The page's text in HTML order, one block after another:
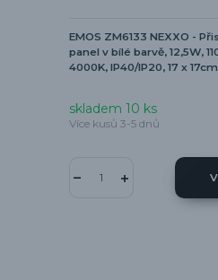
EMOS ZM6133 NEXXO -
panel v bílé barvě, 12,5W,
4000K, IP40/IP20, 17 x 17cm
skladem 10 ks
Více kusů 3-5 dnů